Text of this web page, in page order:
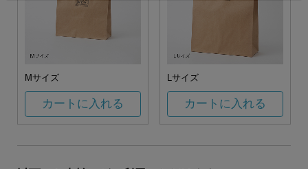
Mサイズ
カートに入れる
Lサイズ
カートに入れる